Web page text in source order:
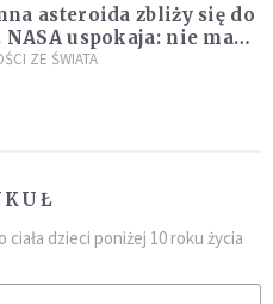
asteroida zbliży się do
uspokaja: nie ma
ZE ŚWIATA
dzieci poniżej 10 roku życia